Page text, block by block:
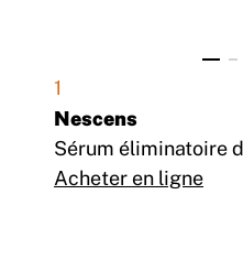
1
Nescens
Sérum éliminatoire
Acheter en ligne